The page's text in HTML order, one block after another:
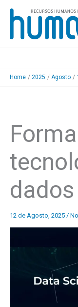
Skip
content
Home 2025 Agosto
dados
12 de Agosto, 2025 /